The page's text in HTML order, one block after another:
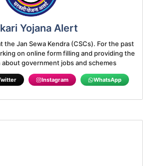
Yojana Alert
the Jan Sewa Kendra (CSCs). For the past
on online form filling and providing the
government jobs and schemes
Instagram WhatsApp